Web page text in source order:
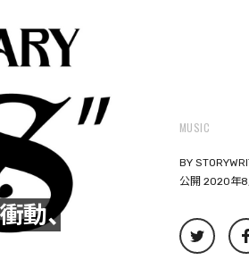
動、
MUSIC
BY
公開 2020年8